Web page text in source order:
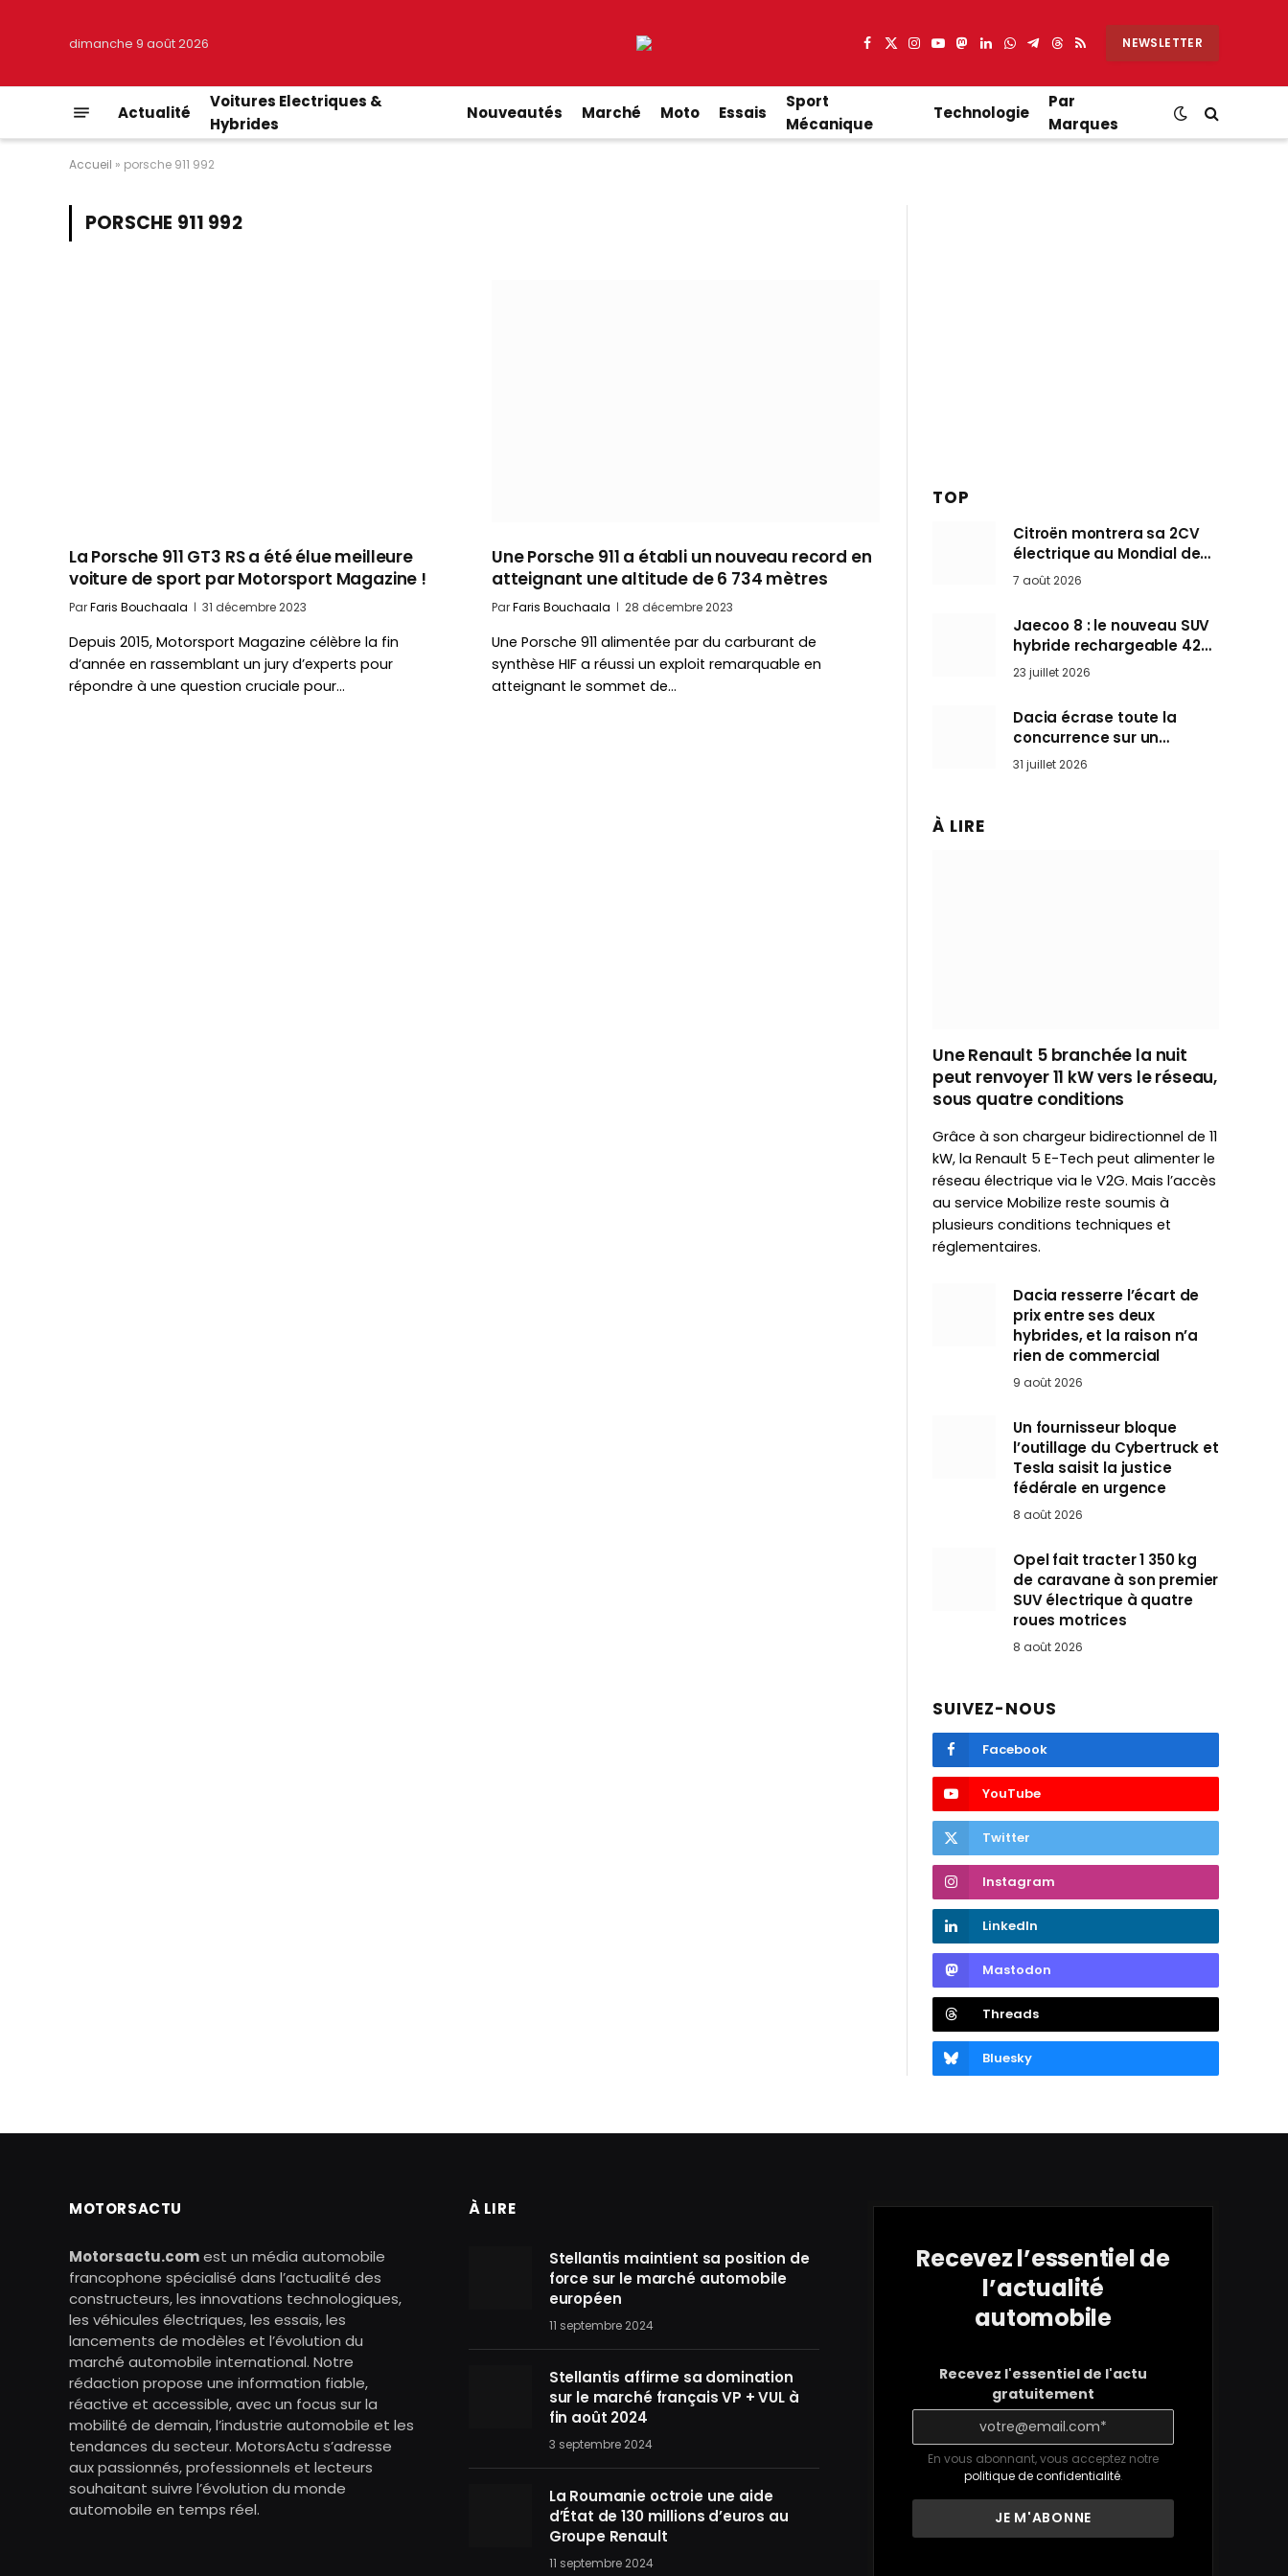
dimanche 9 août 2026 Facebook
X
Instagram
YouTube
Mastodon
LinkedIn
WhatsApp
Partager
Telegram
Threads
RSS NEWSLETTER
Actualité
Voitures Electriques &
Hybrides
Nouveautés Marché Moto Essais
Sport
Mécanique
Technologie
Par
Marques
Accueil » porsche 911 992
PORSCHE 911 992
La Porsche 911 GT3 RS a été élue meilleure
voiture de sport par Motorsport Magazine !
ParFaris Bouchaala 31 décembre 2023
Depuis 2015, Motorsport Magazine célèbre la fin
d’année en rassemblant un jury d’experts pour
répondre à une question cruciale pour…
Une Porsche 911 a établi un nouveau record en
atteignant une altitude de 6 734 mètres
ParFaris Bouchaala 28 décembre 2023
Une Porsche 911 alimentée par du carburant de
synthèse HIF a réussi un exploit remarquable en
atteignant le sommet de…
TOP
Citroën montrera sa 2CV
électrique au Mondial de
Paris pendant que BMW et
7 août 2026
Jaecoo 8 : le nouveau SUV
hybride rechargeable 428
ch qui vise l’Audi Q7 arrive
en Europe cet automne
23 juillet 2026
Dacia écrase toute la
concurrence sur un
marché où personne ne
l’attendait
31 juillet 2026
À LIRE
Une Renault 5 branchée la nuit
peut renvoyer 11 kW vers le réseau,
sous quatre conditions
Grâce à son chargeur bidirectionnel de 11
kW, la Renault 5 E-Tech peut alimenter le
réseau électrique via le V2G. Mais l’accès
au service Mobilize reste soumis à
plusieurs conditions techniques et
réglementaires.
Dacia resserre l’écart de
prix entre ses deux
hybrides, et la raison n’a
rien de commercial
9 août 2026
Un fournisseur bloque
l’outillage du Cybertruck et
Tesla saisit la justice
fédérale en urgence
8 août 2026
Opel fait tracter 1 350 kg
de caravane à son premier
SUV électrique à quatre
roues motrices
8 août 2026
SUIVEZ-NOUS
Facebook
YouTube
Twitter
Instagram
LinkedIn
Mastodon
Threads
Bluesky
MOTORSACTU
Motorsactu.comest un média automobile
francophone spécialisé dans l’actualité des
constructeurs, les innovations technologiques,
les véhicules électriques, les essais, les
lancements de modèles et l’évolution du
marché automobile international. Notre
rédaction propose une information fiable,
réactive et accessible, avec un focus sur la
mobilité de demain, l’industrie automobile et les
tendances du secteur. MotorsActu s’adresse
aux passionnés, professionnels et lecteurs
souhaitant suivre l’évolution du monde
automobile en temps réel.
À LIRE
Stellantis maintient sa position de
force sur le marché automobile
européen
11 septembre 2024
Stellantis affirme sa domination
sur le marché français VP + VUL à
fin août 2024
3 septembre 2024
La Roumanie octroie une aide
d’État de 130 millions d’euros au
Groupe Renault
11 septembre 2024
Recevez l’essentiel de
l’actualité
automobile
Recevez l'essentiel de l'actu
gratuitement
En vous abonnant, vous acceptez notre
politique de confidentialité.